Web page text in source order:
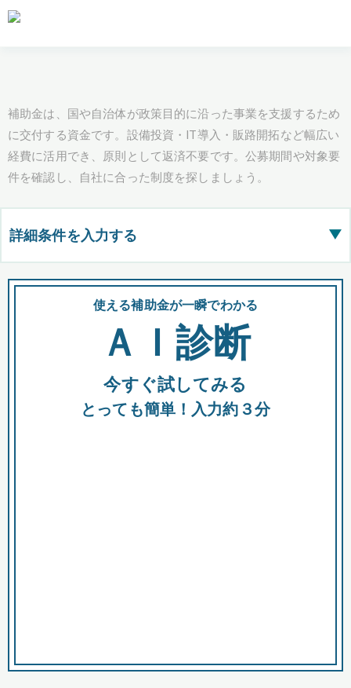
補助金は、国や自治体が政策目的に沿った事業を支援するため
に交付する資金です。設備投資・IT導入・販路開拓など幅広い
経費に活用でき、原則として返済不要です。公募期間や対象要
件を確認し、自社に合った制度を探しましょう。
詳細条件を入力する ▶
都道府県
全国の検索結果を含めて表示
助成金 融資 出資
使える補助金が一瞬でわかる
ＡＩ診断
今すぐ試してみる
とっても簡単！入力約３分